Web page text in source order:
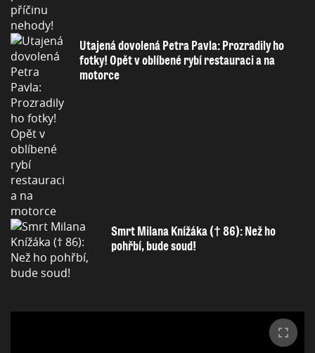
Utajená dovolená Petra Pavla: Prozradily ho
fotky! Opět v oblíbené rybí restauraci a na
motorce
Smrt Milana Knížáka († 86): Než ho
pohřbí, bude soud!